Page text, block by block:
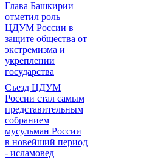
Глава Башкирии
отметил роль
ЦДУМ России в
защите общества от
экстремизма и
укреплении
государства
Съезд ЦДУМ
России стал самым
представительным
собранием
мусульман России
в новейший период
- исламовед